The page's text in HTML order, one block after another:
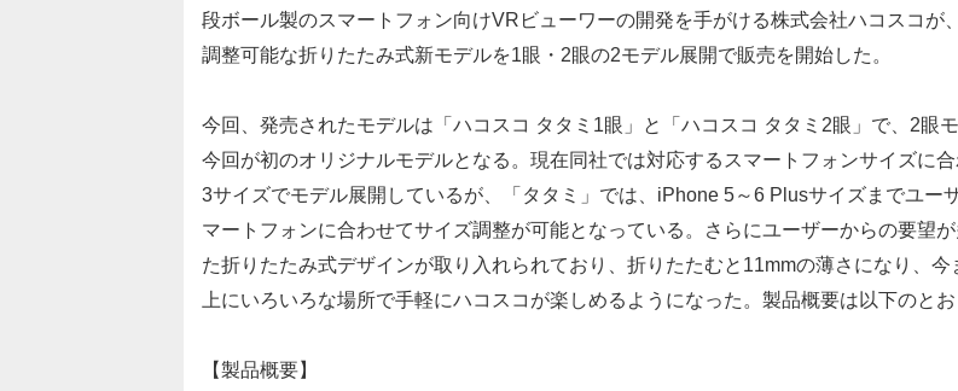
段ボール製のスマートフォン向けVRビューワーの開発を手がける株式会社ハコスコが
調整可能な折りたたみ式新モデルを1眼・2眼の2モデル展開で販売を開始した。
今回、発売されたモデルは「ハコスコ タタミ1眼」と「ハコスコ タタミ2眼」で、2眼
今回が初のオリジナルモデルとなる。現在同社では対応するスマートフォンサイズに合
3サイズでモデル展開しているが、「タタミ」では、iPhone 5～6 Plusサイズまでユー
マートフォンに合わせてサイズ調整が可能となっている。さらにユーザーからの要望
た折りたたみ式デザインが取り入れられており、折りたたむと11mmの薄さになり、今
上にいろいろな場所で手軽にハコスコが楽しめるようになった。製品概要は以下のとお
【製品概要】